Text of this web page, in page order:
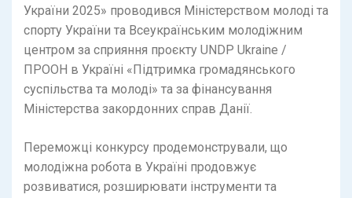
України 2025» проводився Міністерством молоді та
спорту України та Всеукраїнським молодіжним
центром за сприяння проєкту UNDP Ukraine /
ПРООН в Україні «Підтримка громадянського
суспільства та молоді» та за фінансування
Міністерства закордонних справ Данії.
Переможці конкурсу продемонстрували, що
молодіжна робота в Україні продовжує
розвиватися, розширювати інструменти та